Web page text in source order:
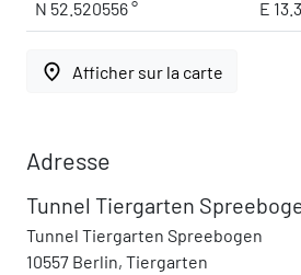
N 52.520556 ° E
place Afficher sur la carte
Adresse
Tunnel Tiergarten
Tunnel Tiergarten Spreebogen
10557 Berlin, Tiergarten